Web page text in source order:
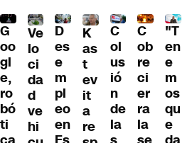
G
oo
gl
e,
ro
bó
ti
Ve
lo
ci
da
d
ve
hi
D
es
e
m
pl
eo
en
K
as
t
ev
it
a
re
C
ol
us
ió
n
de
la
C
ob
re
ci
er
ra
la
"T
en
e
m
os
qu
e